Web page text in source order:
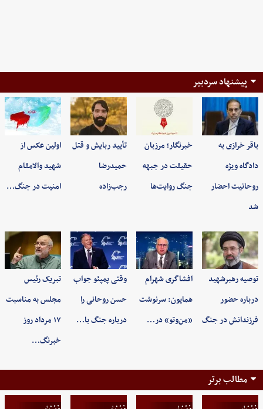
پیشنهاد سردبیر
باقر خرازی به
دادگاه ویژه
روحانیت احضار
شد
خبرنگار؛ مرزبان
حقیقت در جبهه
جنگ روایت‌ها
تأیید ربایش و قتل
حمیدرضا
رجب‌زاده
اولین عکس از
شهید والامقام
امنیت در جنگ…
توصیه رهبرشهید
درباره حضور
فرزندانش در جنگ
افشاگری شهرام
همایون: سرنوشت
«من‌وتو» در…
وقتی پمپئو جواب
حسن روحانی را
درباره جنگ با…
تبریک رئیس
مجلس به مناسبت
۱۷ مرداد روز
خبرنگ…
مطالب برتر